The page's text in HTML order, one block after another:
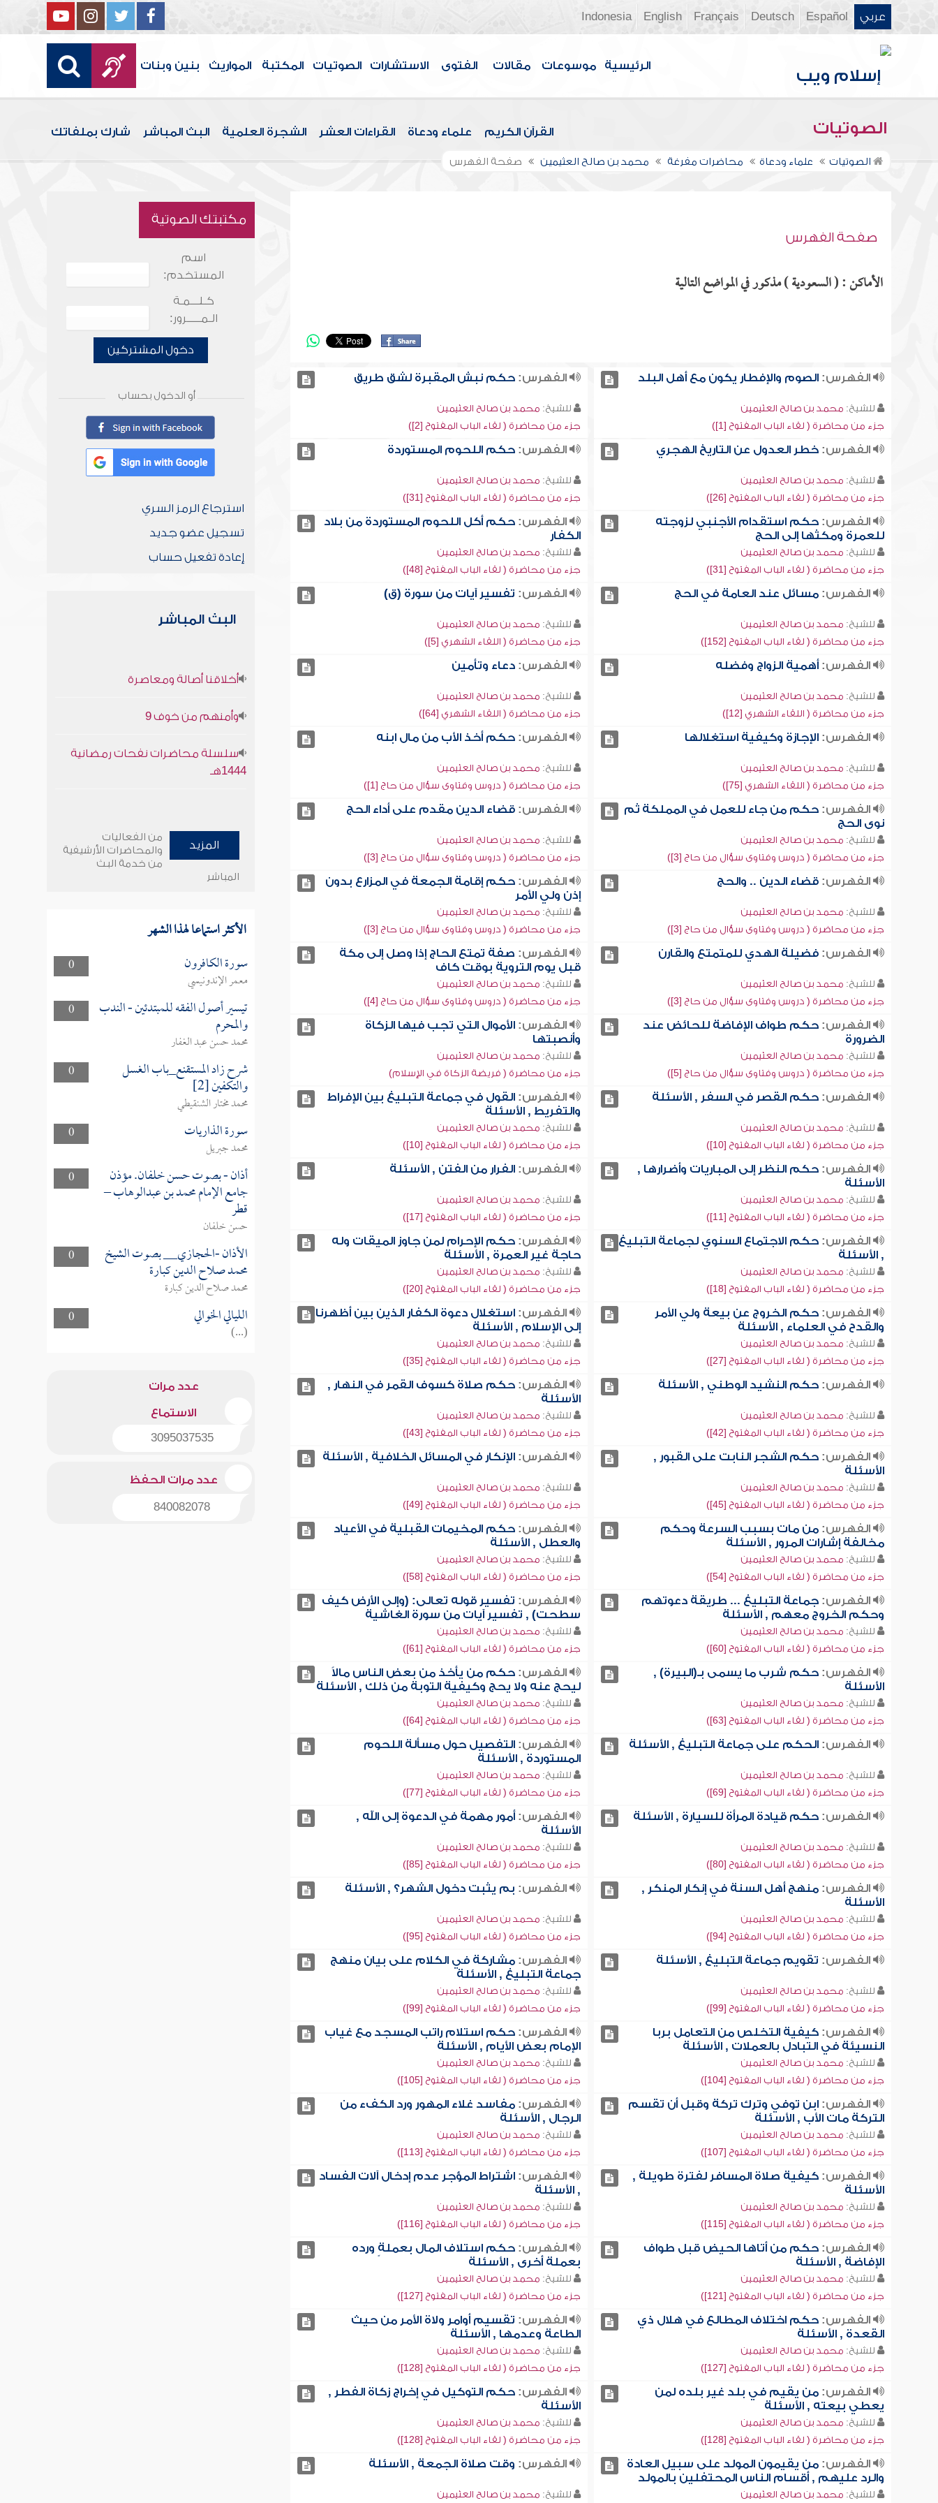
عربي Español
Deutsch
Français
English
Indonesia
الرئيسية موسوعات مقالات الفتوى الاستشارات الصوتيات المكتبة المواريث بنين وبنات
الصوتيات القرآن الكريم علماء ودعاة القراءات العشر الشجرة العلمية البث المباشر شارك بملفاتك
الصوتيات علماء ودعاة محاضرات مفرغة محمد بن صالح العثيمين صفحة الفهرس
صفحة الفهرس
الأماكن : ( السعودية ) مذكور في المواضع التالية
الفهرس:الصوم والإفطار يكون مع أهل البلد
للشيخ: محمد بن صالح العثيمين
جزء من محاضرة ( لقاء الباب المفتوح [1])
الفهرس: حكم نبش المقبرة لشق طريق
للشيخ: محمد بن صالح العثيمين
جزء من محاضرة ( لقاء الباب المفتوح [2])
الفهرس:خطر العدول عن التاريخ الهجري
للشيخ: محمد بن صالح العثيمين
جزء من محاضرة ( لقاء الباب المفتوح [26])
الفهرس: حكم اللحوم المستوردة
للشيخ: محمد بن صالح العثيمين
جزء من محاضرة ( لقاء الباب المفتوح [31])
الفهرس:حكم استقدام الأجنبي لزوجته
للعمرة ومكثها إلى الحج
للشيخ: محمد بن صالح العثيمين
جزء من محاضرة ( لقاء الباب المفتوح [31])
الفهرس: حكم أكل اللحوم المستوردة من بلاد
الكفار
للشيخ: محمد بن صالح العثيمين
جزء من محاضرة ( لقاء الباب المفتوح [48])
الفهرس:مسائل عند العامة في الحج
للشيخ: محمد بن صالح العثيمين
جزء من محاضرة ( لقاء الباب المفتوح [152])
الفهرس: تفسير آيات من سورة (ق)
للشيخ: محمد بن صالح العثيمين
جزء من محاضرة ( اللقاء الشهري [5])
الفهرس:أهمية الزواج وفضله
للشيخ: محمد بن صالح العثيمين
جزء من محاضرة ( اللقاء الشهري [12])
الفهرس: دعاء وتأمين
للشيخ: محمد بن صالح العثيمين
جزء من محاضرة ( اللقاء الشهري [64])
الفهرس:الإجازة وكيفية استغلالها
للشيخ: محمد بن صالح العثيمين
جزء من محاضرة ( اللقاء الشهري [75])
الفهرس: حكم أخذ الأب من مال ابنه
للشيخ: محمد بن صالح العثيمين
جزء من محاضرة ( دروس وفتاوى سؤال من حاج [1])
الفهرس:حكم من جاء للعمل في المملكة ثم
نوى الحج
للشيخ: محمد بن صالح العثيمين
جزء من محاضرة ( دروس وفتاوى سؤال من حاج [3])
الفهرس: قضاء الدين مقدم على أداء الحج
للشيخ: محمد بن صالح العثيمين
جزء من محاضرة ( دروس وفتاوى سؤال من حاج [3])
الفهرس:قضاء الدين .. والحج
للشيخ: محمد بن صالح العثيمين
جزء من محاضرة ( دروس وفتاوى سؤال من حاج [3])
الفهرس: حكم إقامة الجمعة في المزارع بدون
إذن ولي الأمر
للشيخ: محمد بن صالح العثيمين
جزء من محاضرة ( دروس وفتاوى سؤال من حاج [3])
الفهرس:فضيلة الهدي للمتمتع والقارن
للشيخ: محمد بن صالح العثيمين
جزء من محاضرة ( دروس وفتاوى سؤال من حاج [3])
الفهرس: صفة تمتع الحاج إذا وصل إلى مكة
قبل يوم التروية بوقت كاف
للشيخ: محمد بن صالح العثيمين
جزء من محاضرة ( دروس وفتاوى سؤال من حاج [4])
الفهرس:حكم طواف الإفاضة للحائض عند
الضرورة
للشيخ: محمد بن صالح العثيمين
جزء من محاضرة ( دروس وفتاوى سؤال من حاج [5])
الفهرس: الأموال التي تجب فيها الزكاة
وأنصبتها
للشيخ: محمد بن صالح العثيمين
جزء من محاضرة ( فريضة الزكاة في الإسلام)
الفهرس:حكم القصر في السفر , الأسئلة
للشيخ: محمد بن صالح العثيمين
جزء من محاضرة ( لقاء الباب المفتوح [10])
الفهرس: القول في جماعة التبليغ بين الإفراط
والتفريط , الأسئلة
للشيخ: محمد بن صالح العثيمين
جزء من محاضرة ( لقاء الباب المفتوح [10])
الفهرس:حكم النظر إلى المباريات وأضرارها ,
الأسئلة
للشيخ: محمد بن صالح العثيمين
جزء من محاضرة ( لقاء الباب المفتوح [11])
الفهرس: الفرار من الفتن , الأسئلة
للشيخ: محمد بن صالح العثيمين
جزء من محاضرة ( لقاء الباب المفتوح [17])
الفهرس:حكم الاجتماع السنوي لجماعة التبليغ
, الأسئلة
للشيخ: محمد بن صالح العثيمين
جزء من محاضرة ( لقاء الباب المفتوح [18])
الفهرس: حكم الإحرام لمن جاوز الميقات وله
حاجة غير العمرة , الأسئلة
للشيخ: محمد بن صالح العثيمين
جزء من محاضرة ( لقاء الباب المفتوح [20])
الفهرس:حكم الخروج عن بيعة ولي الأمر
والقدح في العلماء , الأسئلة
للشيخ: محمد بن صالح العثيمين
جزء من محاضرة ( لقاء الباب المفتوح [27])
الفهرس: استغلال دعوة الكفار الذين بين أظهرنا
إلى الإسلام , الأسئلة
للشيخ: محمد بن صالح العثيمين
جزء من محاضرة ( لقاء الباب المفتوح [35])
الفهرس:حكم النشيد الوطني , الأسئلة
للشيخ: محمد بن صالح العثيمين
جزء من محاضرة ( لقاء الباب المفتوح [42])
الفهرس: حكم صلاة كسوف القمر في النهار ,
الأسئلة
للشيخ: محمد بن صالح العثيمين
جزء من محاضرة ( لقاء الباب المفتوح [43])
الفهرس:حكم الشجر النابت على القبور ,
الأسئلة
للشيخ: محمد بن صالح العثيمين
جزء من محاضرة ( لقاء الباب المفتوح [45])
الفهرس: الإنكار في المسائل الخلافية , الأسئلة
للشيخ: محمد بن صالح العثيمين
جزء من محاضرة ( لقاء الباب المفتوح [49])
الفهرس:من مات بسبب السرعة وحكم
مخالفة إشارات المرور , الأسئلة
للشيخ: محمد بن صالح العثيمين
جزء من محاضرة ( لقاء الباب المفتوح [54])
الفهرس: حكم المخيمات القبلية في الأعياد
والعطل , الأسئلة
للشيخ: محمد بن صالح العثيمين
جزء من محاضرة ( لقاء الباب المفتوح [58])
الفهرس:جماعة التبليغ ... طريقة دعوتهم
وحكم الخروج معهم , الأسئلة
للشيخ: محمد بن صالح العثيمين
جزء من محاضرة ( لقاء الباب المفتوح [60])
الفهرس: تفسير قوله تعالى: (وإلى الأرض كيف
سطحت) , تفسير آيات من سورة الغاشية
للشيخ: محمد بن صالح العثيمين
جزء من محاضرة ( لقاء الباب المفتوح [61])
الفهرس:حكم شرب ما يسمى بـ(البيرة) ,
الأسئلة
للشيخ: محمد بن صالح العثيمين
جزء من محاضرة ( لقاء الباب المفتوح [63])
الفهرس: حكم من يأخذ من بعض الناس مالاً
ليحج عنه ولا يحج وكيفية التوبة من ذلك , الأسئلة
للشيخ: محمد بن صالح العثيمين
جزء من محاضرة ( لقاء الباب المفتوح [64])
الفهرس:الحكم على جماعة التبليغ , الأسئلة
للشيخ: محمد بن صالح العثيمين
جزء من محاضرة ( لقاء الباب المفتوح [69])
الفهرس: التفصيل حول مسألة اللحوم
المستوردة , الأسئلة
للشيخ: محمد بن صالح العثيمين
جزء من محاضرة ( لقاء الباب المفتوح [77])
الفهرس:حكم قيادة المرأة للسيارة , الأسئلة
للشيخ: محمد بن صالح العثيمين
جزء من محاضرة ( لقاء الباب المفتوح [80])
الفهرس: أمور مهمة في الدعوة إلى الله ,
الأسئلة
للشيخ: محمد بن صالح العثيمين
جزء من محاضرة ( لقاء الباب المفتوح [85])
الفهرس:منهج أهل السنة في إنكار المنكر ,
الأسئلة
للشيخ: محمد بن صالح العثيمين
جزء من محاضرة ( لقاء الباب المفتوح [94])
الفهرس: بم يثبت دخول الشهر؟ , الأسئلة
للشيخ: محمد بن صالح العثيمين
جزء من محاضرة ( لقاء الباب المفتوح [95])
الفهرس: تقويم جماعة التبليغ , الأسئلة
للشيخ: محمد بن صالح العثيمين
جزء من محاضرة ( لقاء الباب المفتوح [99])
الفهرس: مشاركة في الكلام على بيان منهج
جماعة التبليغ , الأسئلة
للشيخ: محمد بن صالح العثيمين
جزء من محاضرة ( لقاء الباب المفتوح [99])
الفهرس:كيفية التخلص من التعامل بربا
النسيئة في التبادل بالعملات , الأسئلة
للشيخ: محمد بن صالح العثيمين
جزء من محاضرة ( لقاء الباب المفتوح [104])
الفهرس: حكم استلام راتب المسجد مع غياب
الإمام بعض الأيام , الأسئلة
للشيخ: محمد بن صالح العثيمين
جزء من محاضرة ( لقاء الباب المفتوح [105])
الفهرس:ابن توفي وترك تركة وقبل أن تقسم
التركة مات الأب , الأسئلة
للشيخ: محمد بن صالح العثيمين
جزء من محاضرة ( لقاء الباب المفتوح [107])
الفهرس: مفاسد غلاء المهور ورد الكفء من
الرجال , الأسئلة
للشيخ: محمد بن صالح العثيمين
جزء من محاضرة ( لقاء الباب المفتوح [113])
الفهرس:كيفية صلاة المسافر لفترة طويلة ,
الأسئلة
للشيخ: محمد بن صالح العثيمين
جزء من محاضرة ( لقاء الباب المفتوح [115])
الفهرس: اشتراط المؤجر عدم إدخال آلات الفساد
, الأسئلة
للشيخ: محمد بن صالح العثيمين
جزء من محاضرة ( لقاء الباب المفتوح [116])
الفهرس:حكم من أتاها الحيض قبل طواف
الإفاضة , الأسئلة
للشيخ: محمد بن صالح العثيمين
جزء من محاضرة ( لقاء الباب المفتوح [121])
الفهرس: حكم استلاف المال بعملةٍ ورده
بعملة أخرى , الأسئلة
للشيخ: محمد بن صالح العثيمين
جزء من محاضرة ( لقاء الباب المفتوح [127])
الفهرس:حكم اختلاف المطالع في هلال ذي
القعدة , الأسئلة
للشيخ: محمد بن صالح العثيمين
جزء من محاضرة ( لقاء الباب المفتوح [127])
الفهرس: تقسيم أوامر ولاة الأمر من حيث
الطاعة وعدمها , الأسئلة
للشيخ: محمد بن صالح العثيمين
جزء من محاضرة ( لقاء الباب المفتوح [128])
الفهرس:من يقيم في بلد غير بلده لمن
يعطي بيعته , الأسئلة
للشيخ: محمد بن صالح العثيمين
جزء من محاضرة ( لقاء الباب المفتوح [128])
الفهرس: حكم التوكيل في إخراج زكاة الفطر ,
الأسئلة
للشيخ: محمد بن صالح العثيمين
جزء من محاضرة ( لقاء الباب المفتوح [128])
الفهرس:من يقيمون المولد على سبيل العادة
والرد عليهم , أقسام الناس المحتفلين بالمولد
للشيخ: محمد بن صالح العثيمين
الفهرس: وقت صلاة الجمعة , الأسئلة
للشيخ: محمد بن صالح العثيمين
مكتبتك الصوتية
اسم
المستخدم:
كـلـــمـة
الـمـــــرور:
دخول المشتركين
أو الدخول بحساب
استرجاع الرمز السري
تسجيل عضو جديد
إعادة تفعيل حساب
البث المباشر
أخلاقنا أصالة ومعاصرة
وأمنهم من خوف 9
سلسلة محاضرات نفحات رمضانية
1444هـ
المزيد
من الفعاليات
والمحاضرات الأرشيفية
من خدمة البث
المباشر
الأكثر استماعا لهذا الشهر
0 سورة الكافرون
معمر الإندونيسي
0
تيسير أصول الفقه للمبتدئين - الندب
والمحرم
محمد حسن عبد الغفار
0
شرح زاد المستقنع_باب الغسل
والتكفين [2]
محمد مختار الشنقيطي
0
سورة الذاريات
محمد جبريل
0
أذان - بصوت حسن خلفان. مؤذن
جامع الإمام محمد بن عبدالوهاب –
قطر
حسن خلفان
0
الأذان -الحجازي__ بصوت الشيخ
محمد صلاح الدين كبارة
محمد صلاح الدين كبارة
0
الليالي الخوالي
(...)
عدد مرات
الاستماع
3095037535
عدد مرات الحفظ
840082078